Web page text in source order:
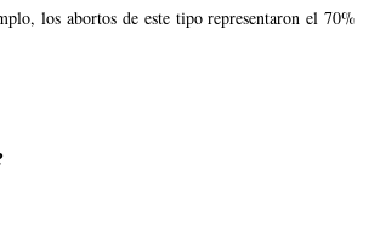
los abortos de este tipo representaron el 70%